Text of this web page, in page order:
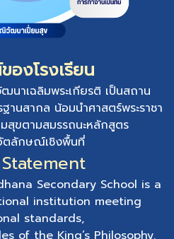
องโรงเรียน
นาเฉลิมพระเกียรติ เป็นสถาน
นสากล น้อมนำศาสตร์พระราชา
สุขตามสมรรถนะหลักสูตร
ตลักษณ์เชิงพื้นที่
Secondary School is a
institution meeting
standards,
of the King’s Philosophy.